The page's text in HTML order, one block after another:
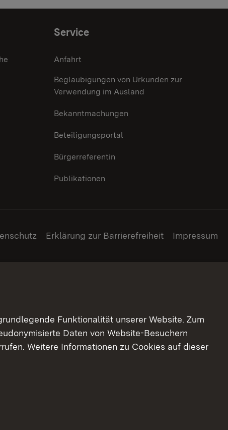
Service
Anfahrt
Beglaubigungen von Urkunden zur
Verwendung im Ausland
Bekanntmachungen
Beteiligungsportal
Bürgerreferentin
Publikationen
Erklärung zur Barrierefreiheit Impressum
Funktionalität unserer Website. Zum
Daten von Website-Besuchern
Weitere Informationen zu Cookies auf dieser